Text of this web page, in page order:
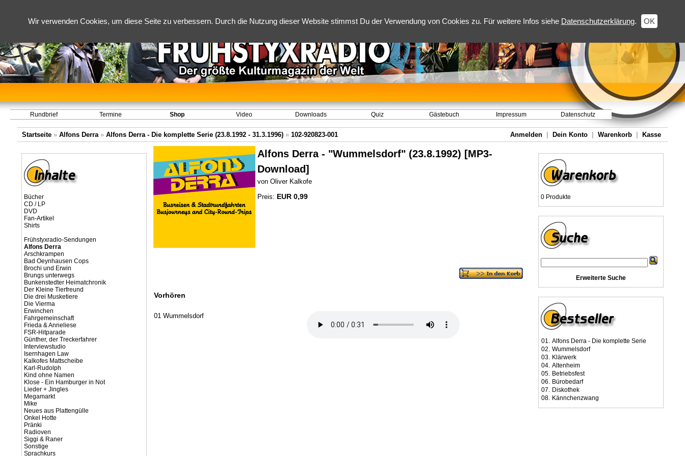
Wir verwenden Cookies, um diese Seite zu verbessern. Durch die Nutzung dieser Website stimmst Du der Verwendung von Cookies zu. Für weitere Infos siehe Datenschutzerklärung. OK
Rundbrief Termine Shop Video Downloads Quiz Gästebuch Impressum Datenschutz
Startseite » Alfons Derra» Alfons Derra - Die komplette Serie (23.8.1992 - 31.3.1996) » 102-920823-001 Anmelden Dein Konto Warenkorb Kasse
Bücher
CD / LP
DVD
Fan-Artikel
Shirts
Frühstyxradio-Sendungen
Alfons Derra
Arschkrampen
Bad Oeynhausen Cops
Brochi und Erwin
Brungs unterwegs
Bunkenstedter Heimatchronik
Der Kleine Tierfreund
Die drei Musketiere
Die Vierma
Erwinchen
Fahrgemeinschaft
Frieda & Anneliese
FSR-Hitparade
Günther, der Treckerfahrer
Interviewstudio
Isernhagen Law
Kalkofes Mattscheibe
Karl-Rudolph
Kind ohne Namen
Klose - Ein Hamburger in Not
Lieder + Jingles
Megamarkt
Mike
Neues aus Plattengülle
Onkel Hotte
Pränki
Radioven
Siggi & Raner
Sonstige
Sprachkurs
Alfons Derra - "Wummelsdorf" (23.8.1992) [MP3-
Download]
von Oliver Kalkofe
Preis: EUR 0,99
Vorhören
01 Wummelsdorf
0 Produkte
Erweiterte Suche
01. Alfons Derra - Die komplette Serie
02. Wummelsdorf
03. Klärwerk
04. Altenheim
05. Betriebsfest
06. Bürobedarf
07. Diskothek
08. Kännchenzwang